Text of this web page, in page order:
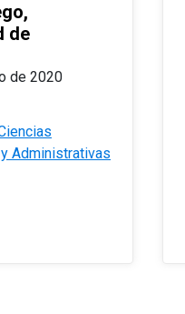
de
de 2020
Administrativas